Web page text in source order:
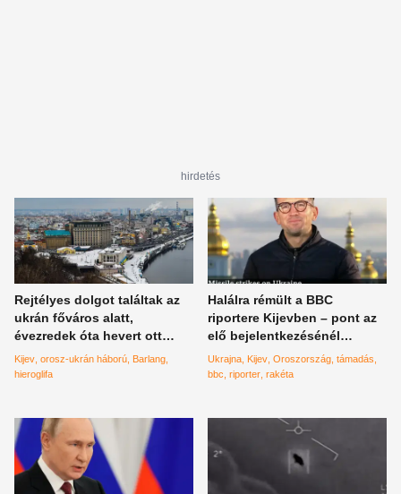
hirdetés
Rejtélyes dolgot találtak az
ukrán főváros alatt,
évezredek óta hevert ott
érintetlenül
Kijev orosz-ukrán háború Barlang
hieroglifa
Halálra rémült a BBC
riportere Kijevben – pont az
elő bejelentkezésénél
kezdtek az oroszok
bombázni
Ukrajna Kijev Oroszország támadás
bbc riporter rakéta